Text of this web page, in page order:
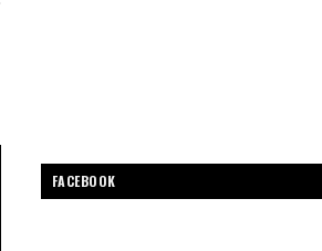
FACEBOOK